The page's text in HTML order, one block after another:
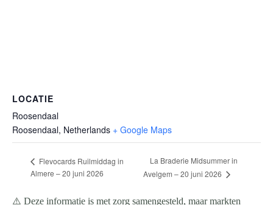
LOCATIE
Roosendaal
Roosendaal, Netherlands + Google Maps
Flevocards Ruilmiddag in
Almere – 20 juni 2026
La Braderie Midsummer in
Avelgem – 20 juni 2026
⚠️ Deze informatie is met zorg samengesteld, maar markten